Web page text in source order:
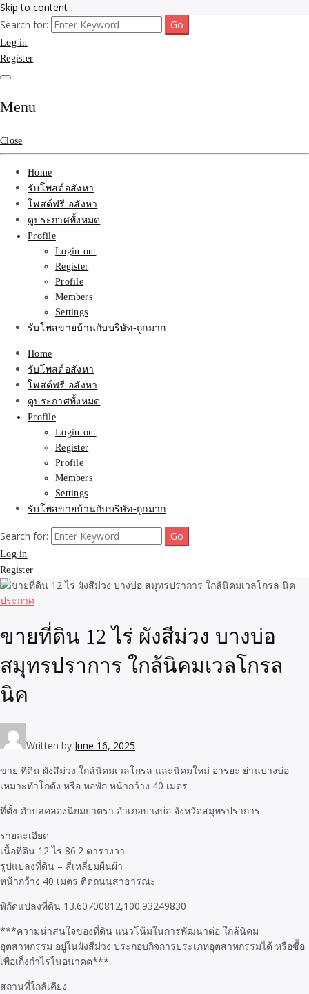
Skip to content
รับจ้างโพสขายบ้าน ที่ดิน
ติดAI SEO กับบริษัทใหญ่
รับจ้างทำโฆษณา สินค้า
บ้านที่ดิน ราคา ถูกและดี
ที่สุด บริการ โปรโมท
โฆษณารับโพสอสังหา ทีม
งาน บริํษัทใหญ่ เว็บขาย
บ้าน คุณภาพอันดับ1
SEOขายบ้าน
รับจ้างโพสขายบ้าน ที่ดิน ไม่มีค่านายหน้า กับบริษัท SEO-AI เน้นติดหน้า
แรก บริการโพสต์ โปรโมท รับจ้างทำโฆษณา ราคาถูก เว็บขายบ้าน รับโพ
สอสังหา ติดหน้าแรกกูเกิ้ล ทีมงาน บริํษัทใหญ่ รับประกันผลงาน ที่เดียวใน
Search for:
Log in
Register
Menu
Close
Home
รับโพสต์อสังหา
โพสต์ฟรี อสังหา
ดูประกาศทั้งหมด
Profile
Login-out
Register
Profile
Members
Settings
รับโพสขายบ้านกับบริษัท-ถูกมาก
Home
รับโพสต์อสังหา
โพสต์ฟรี อสังหา
ดูประกาศทั้งหมด
Profile
Login-out
Register
Profile
Members
Settings
รับโพสขายบ้านกับบริษัท-ถูกมาก
Search for:
Log in
Register
ประกาศ
ขายที่ดิน 12 ไร่ ผังสีม่วง บางบ่อ
สมุทรปราการ ใกล้นิคมเวลโกรล
นิค
Written by June 16, 2025
ขาย ที่ดิน ผังสีม่วง ใกล้นิคมเวลโกรล และนิคมใหม่ อารยะ ย่านบางบ่อ
เหมาะทำโกดัง หรือ หอพัก หน้ากว้าง 40 เมตร
ที่ตั้ง ตำบลคลองนิยมยาตรา อำเภอบางบ่อ จังหวัดสมุทรปราการ
รายละเอียด
เนื้อที่ดิน 12 ไร่ 86.2 ตารางวา
รูปแปลงที่ดิน – สี่เหลี่ยมผืนผ้า
หน้ากว้าง 40 เมตร ติดถนนสาธารณะ
พิกัดแปลงที่ดิน 13.60700812,100.93249830
***ความน่าสนใจของที่ดิน แนวโน้มในการพัฒนาต่อ ใกล้นิคม
อุตสาหกรรม อยู่ในผังสีม่วง ประกอบกิจการประเภทอุตสาหกรรมได้ หรือซื้อ
เพื่อเก็งกำไรในอนาคต***
สถานที่ใกล้เคียง